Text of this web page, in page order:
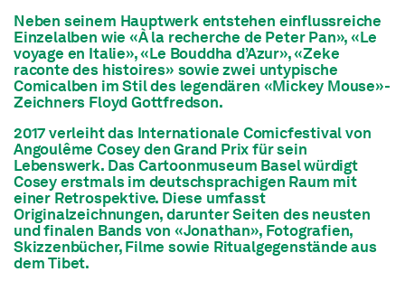
Neben seinem Hauptwerk entstehen einflussreiche
Einzelalben wie «À la recherche de Peter Pan», «Le
voyage en Italie», «Le Bouddha d’Azur», «Zeke
raconte des histoires» sowie zwei untypische
Comicalben im Stil des legendären «Mickey Mouse»-
Zeichners Floyd Gottfredson.
2017 verleiht das Internationale Comicfestival von
Angoulême Cosey den Grand Prix für sein
Lebenswerk. Das Cartoonmuseum Basel würdigt
Cosey erstmals im deutschsprachigen Raum mit
einer Retrospektive. Diese umfasst
Originalzeichnungen, darunter Seiten des neusten
und finalen Bands von «Jonathan», Fotografien,
Skizzenbücher, Filme sowie Ritualgegenstände aus
dem Tibet.